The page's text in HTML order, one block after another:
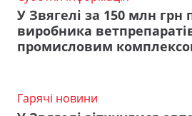
У Звягелі за 150 млн грн
виробника
промисловим
Гарячі новини